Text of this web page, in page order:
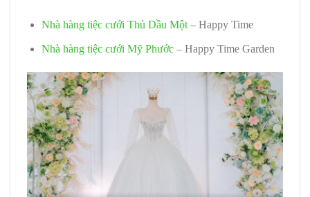
Nhà hàng tiệc cưới Thủ Dầu Một– Happy Time
Nhà hàng tiệc cưới Mỹ Phước– Happy Time Garden